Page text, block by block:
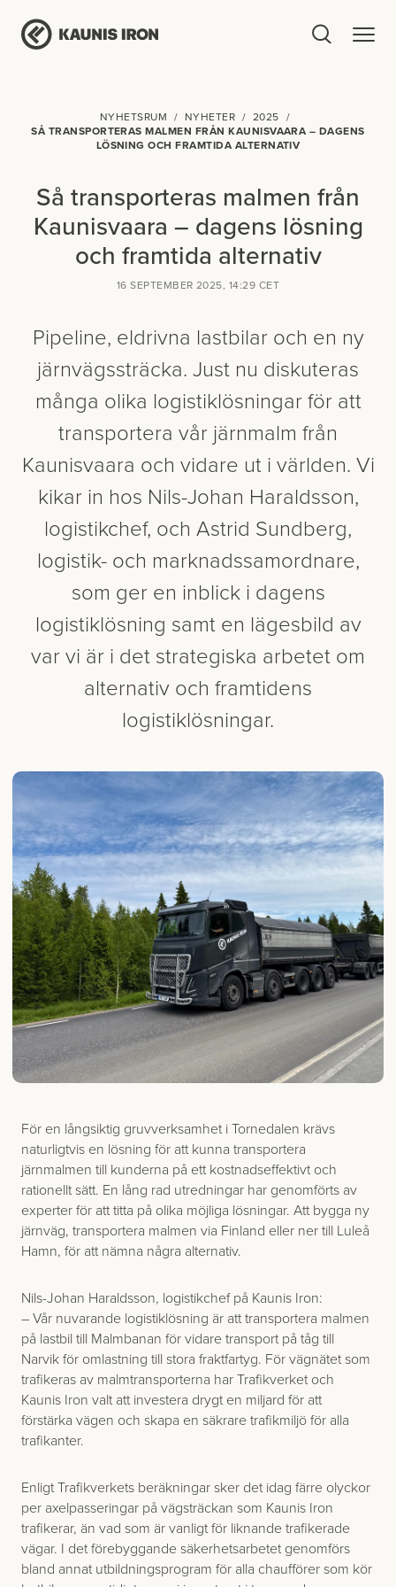
NYHETSRUM NYHETER
2025
SÅ TRANSPORTERAS MALMEN FRÅN KAUNISVAARA – DAGENS
LÖSNING OCH FRAMTIDA ALTERNATIV
Så transporteras malmen från
Kaunisvaara – dagens lösning
och framtida alternativ
16 SEPTEMBER 2025, 14:29 CET
Pipeline, eldrivna lastbilar och en ny
järnvägssträcka. Just nu diskuteras
många olika logistiklösningar för att
transportera vår järnmalm från
Kaunisvaara och vidare ut i världen. Vi
kikar in hos Nils-Johan Haraldsson,
logistikchef, och Astrid Sundberg,
logistik- och marknadssamordnare,
som ger en inblick i dagens
logistiklösning samt en lägesbild av
var vi är i det strategiska arbetet om
alternativ och framtidens
logistiklösningar.
För en långsiktig gruvverksamhet i Tornedalen krävs
naturligtvis en lösning för att kunna transportera
järnmalmen till kunderna på ett kostnadseffektivt och
rationellt sätt. En lång rad utredningar har genomförts av
experter för att titta på olika möjliga lösningar. Att bygga ny
järnväg, transportera malmen via Finland eller ner till Luleå
Hamn, för att nämna några alternativ.
Nils-Johan Haraldsson, logistikchef på Kaunis Iron:
– Vår nuvarande logistiklösning är att transportera malmen
på lastbil till Malmbanan för vidare transport på tåg till
Narvik för omlastning till stora fraktfartyg. För vägnätet som
trafikeras av malmtransporterna har Trafikverket och
Kaunis Iron valt att investera drygt en miljard för att
förstärka vägen och skapa en säkrare trafikmiljö för alla
trafikanter.
Enligt Trafikverkets beräkningar sker det idag färre olyckor
per axelpasseringar på vägsträckan som Kaunis Iron
trafikerar, än vad som är vanligt för liknande trafikerade
vägar. I det förebyggande säkerhetsarbetet genomförs
bland annat utbildningsprogram för alla chaufförer som kör